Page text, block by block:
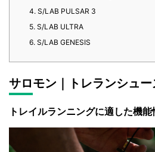
4. S/LAB PULSAR 3
5. S/LAB ULTRA
6. S/LAB GENESIS
サロモン｜トレランシュ
トレイルランニングに適した機能